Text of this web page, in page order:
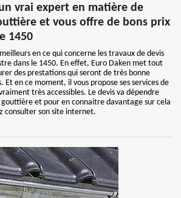
vrai expert en matière de
et vous offre de bons prix
1450
en ce qui concerne les travaux de devis
dans le 1450. En effet, Euro Daken met tout
des prestations qui seront de très bonne
en ce moment, il vous propose ses services de
très accessibles. Le devis va dépendre
et pour en connaitre davantage sur cela
consulter son site internet.